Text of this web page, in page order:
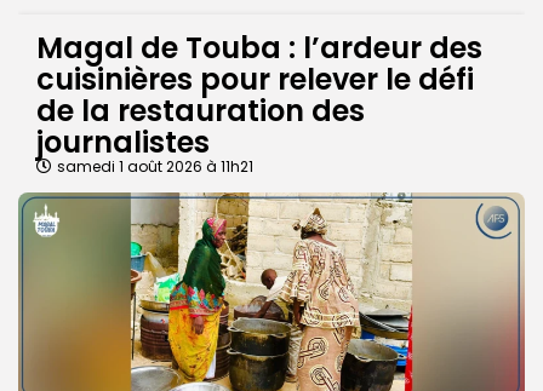
Magal de Touba : l’ardeur des
cuisinières pour relever le défi
de la restauration des
journalistes
samedi 1 août 2026 à 11h21